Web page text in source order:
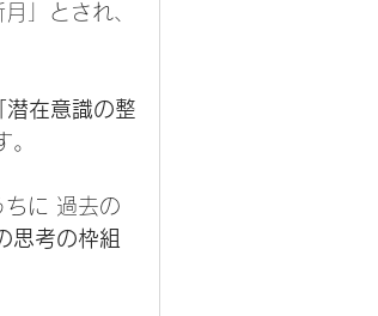
」とされ、
潜在意識の整
。
ちに 過去の
思考の枠組